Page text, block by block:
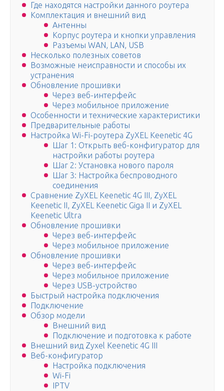
Где находятся настройки данного роутера
Комплектация и внешний вид
Антенны
Корпус роутера и кнопки управления
Разъемы WAN, LAN, USB
Несколько полезных советов
Возможные неисправности и способы их
устранения
Обновление прошивки
Через веб-интерфейс
Через мобильное приложение
Особенности и технические характеристики
Предварительные работы
Настройка Wi-Fi-роутера ZyXEL Keenetic 4G
Шаг 1: Открыть веб-конфигуратор для
настройки работы роутера
Шаг 2: Установка нового пароля
Шаг 3: Настройка беспроводного
соединения
Сравнение ZyXEL Keenetic 4G III, ZyXEL
Keenetic II, ZyXEL Keenetic Giga II и ZyXEL
Keenetic Ultra
Обновление прошивки
Через веб-интерфейс
Через мобильное приложение
Обновление прошивки
Через веб-интерфейс
Через мобильное приложение
Через USB-устройство
Быстрый настройка подключения
Подключение
Обзор модели
Внешний вид
Подключение и подготовка к работе
Внешний вид Zyxel Keenetic 4G III
Веб-конфигуратор
Настройка подключения
Wi-Fi
IPTV